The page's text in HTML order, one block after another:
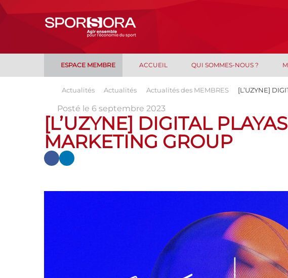
ESPACE MEMBRE ACCUEIL QUI SOMMES-NOUS ?
Actualités Actualités Actualités des MEMBRES [L’UZYNE]
Posté le 6 septembre 2023
[L’UZYNE] DIGITAL
MARKETING GROUP